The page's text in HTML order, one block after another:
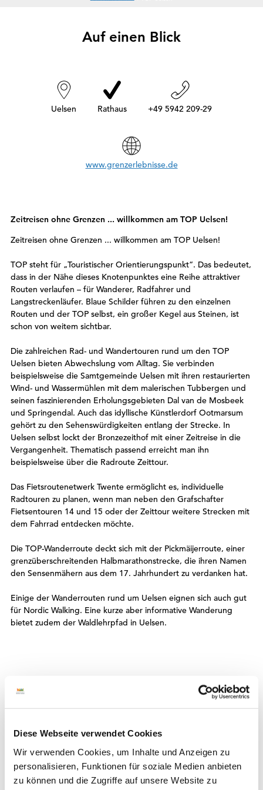
Diese Webseite verwendet Cookies
Wir verwenden Cookies, um Inhalte und Anzeigen zu
personalisieren, Funktionen für soziale Medien anbieten
zu können und die Zugriffe auf unsere Website zu
n
Auf einen Blick
Uelsen Rathaus +49 5942 209-29
www.grenzerlebnisse.de
Zeitreisen ohne Grenzen ... willkommen am TOP Uelsen!
Zeitreisen ohne Grenzen ... willkommen am TOP Uelsen!
TOP steht für „Touristischer Orientierungspunkt“. Das bedeutet,
dass in der Nähe dieses Knotenpunktes eine Reihe attraktiver
Routen verlaufen – für Wanderer, Radfahrer und
Langstreckenläufer. Blaue Schilder führen zu den einzelnen
Routen und der TOP selbst, ein großer Kegel aus Steinen, ist
schon von weitem sichtbar.
Die zahlreichen Rad- und Wandertouren rund um den TOP
Uelsen bieten Abwechslung vom Alltag. Sie verbinden
beispielsweise die Samtgemeinde Uelsen mit ihren restaurierten
Wind- und Wassermühlen mit dem malerischen Tubbergen und
seinen faszinierenden Erholungsgebieten Dal van de Mosbeek
und Springendal. Auch das idyllische Künstlerdorf Ootmarsum
gehört zu den Sehenswürdigkeiten entlang der Strecke. In
Uelsen selbst lockt der Bronzezeithof mit einer Zeitreise in die
Vergangenheit. Thematisch passend erreicht man ihn
beispielsweise über die Radroute Zeittour.
Das Fietsroutenetwerk Twente ermöglicht es, individuelle
Radtouren zu planen, wenn man neben den Grafschafter
Fietsentouren 14 und 15 oder der Zeittour weitere Strecken mit
dem Fahrrad entdecken möchte.
Die TOP-Wanderroute deckt sich mit der Pickmäijerroute, einer
grenzüberschreitenden Halbmarathonstrecke, die ihren Namen
den Sensenmähern aus dem 17. Jahrhundert zu verdanken hat.
Einige der Wanderrouten rund um Uelsen eignen sich auch gut
für Nordic Walking. Eine kurze aber informative Wanderung
bietet zudem der Waldlehrpfad in Uelsen.
Auf der Karte
TOP Uelsen
Itterbecker Straße 11
Deutschland